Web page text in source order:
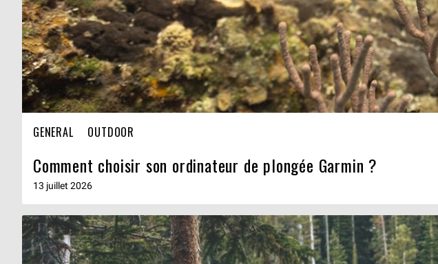
GENERAL OUTDOOR
Comment choisir son ordinateur de plongée Garmin ?
13 juillet 2026